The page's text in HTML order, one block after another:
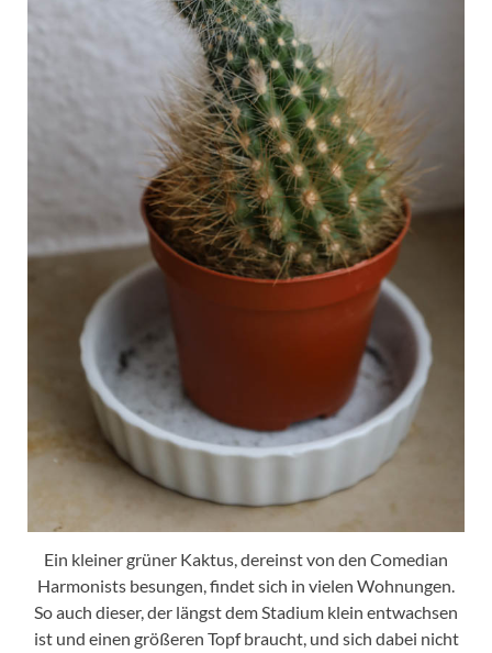
Ein kleiner grüner Kaktus, dereinst von den Comedian
Harmonists besungen, findet sich in vielen Wohnungen.
So auch dieser, der längst dem Stadium klein entwachsen
ist und einen größeren Topf braucht, und sich dabei nicht